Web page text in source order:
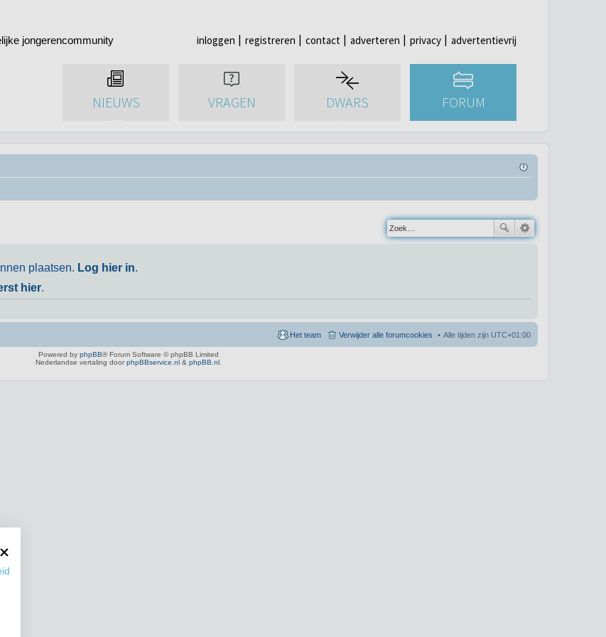
jongerencommunity inloggen registreren contact adverteren privacy advertentievrij
NIEUWS VRAGEN DWARS FORUM
plaatsen. Log hier in.
hier.
Alle tijden zijn UTC+01:00
Verwijder alle forumcookies
Het team
Powered by phpBB® Forum Software © phpBB Limited
Nederlandse vertaling door phpBBservice.nl & phpBB.nl